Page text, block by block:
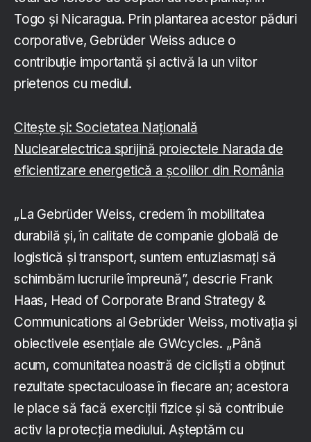
Togo și Nicaragua. Prin plantarea acestor păduri
corporative, Gebrüder Weiss aduce o
contribuție importantă și activă la un viitor
prietenos cu mediul.
Citește și: Societatea Națională
Nuclearelectrica sprijină proiectele Narada de
eficientizare energetică a școlilor din România
„La Gebrüder Weiss, credem în mobilitatea
durabilă și, în calitate de companie globală de
logistică și transport, suntem entuziasmați să
schimbăm lucrurile împreună”, descrie Frank
Haas, Head of Corporate Brand Strategy &
Communications al Gebrüder Weiss, motivația și
obiectivele esențiale ale GWcycles. „Până
acum, comunitatea noastră de cicliști a obținut
rezultate spectaculoase în fiecare an; acestora
le place să facă exerciții fizice și să contribuie
activ la protecția mediului. Așteptăm cu